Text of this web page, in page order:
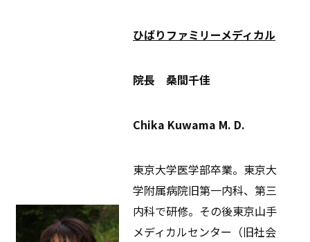
ひばりファミリーメディカル
院長 桑間千佳
Chika Kuwama M. D.
東京大学医学部卒業。東京大
学附属病院旧第一内科、第三
内科で研修。その後東京山手
メディカルセンター（旧社会